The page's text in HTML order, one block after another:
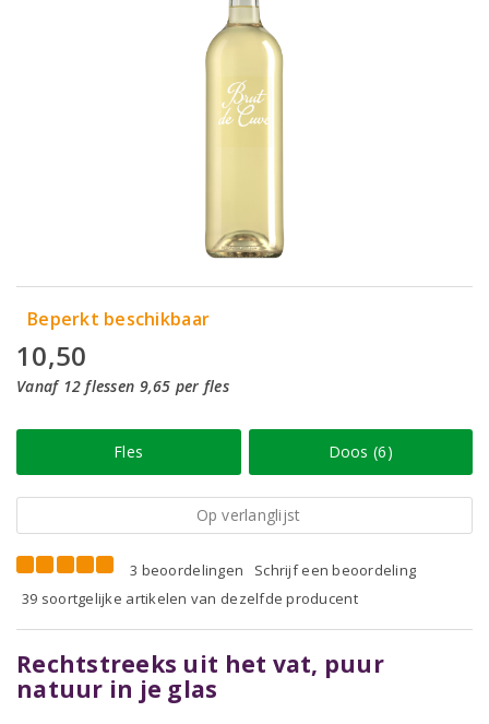
Beperkt beschikbaar
10,50
Vanaf 12 flessen 9,65 per fles
Fles Doos (6)
Op verlanglijst
3 beoordelingen
Schrijf een beoordeling
39 soortgelijke artikelen van dezelfde producent
Rechtstreeks uit het vat, puur
natuur in je glas